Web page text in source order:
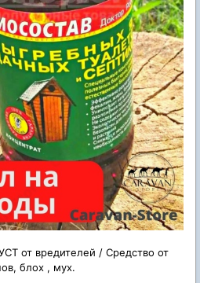
от вредителей / Средство от
блох , мух.